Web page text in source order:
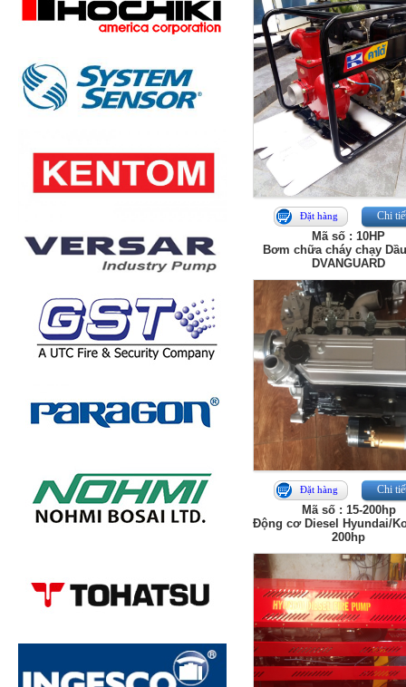
Đặt hàng Chi
Mã số : 10HP
Bơm chữa cháy chạy
DVANGUARD
Đặt hàng Chi
Mã số : 15-200hp
Động cơ Diesel Hyundai/
200hp